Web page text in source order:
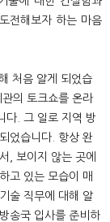
전해보자 하는 마음
처음 알게 되었습
의 토크쇼를 온라
다. 그 일로 지역 방
었습니다. 항상 완
, 보이지 않는 곳에
고 있는 모습이 매
술 직무에 대해 알
송국 입사를 준비하